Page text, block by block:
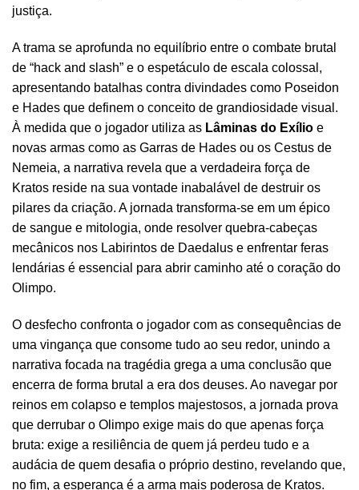
justiça.
A trama se aprofunda no equilíbrio entre o combate brutal
de “hack and slash” e o espetáculo de escala colossal,
apresentando batalhas contra divindades como Poseidon
e Hades que definem o conceito de grandiosidade visual.
À medida que o jogador utiliza as Lâminas do Exílio e
novas armas como as Garras de Hades ou os Cestus de
Nemeia, a narrativa revela que a verdadeira força de
Kratos reside na sua vontade inabalável de destruir os
pilares da criação. A jornada transforma-se em um épico
de sangue e mitologia, onde resolver quebra-cabeças
mecânicos nos Labirintos de Daedalus e enfrentar feras
lendárias é essencial para abrir caminho até o coração do
Olimpo.
O desfecho confronta o jogador com as consequências de
uma vingança que consome tudo ao seu redor, unindo a
narrativa focada na tragédia grega a uma conclusão que
encerra de forma brutal a era dos deuses. Ao navegar por
reinos em colapso e templos majestosos, a jornada prova
que derrubar o Olimpo exige mais do que apenas força
bruta: exige a resiliência de quem já perdeu tudo e a
audácia de quem desafia o próprio destino, revelando que,
no fim, a esperança é a arma mais poderosa de Kratos.